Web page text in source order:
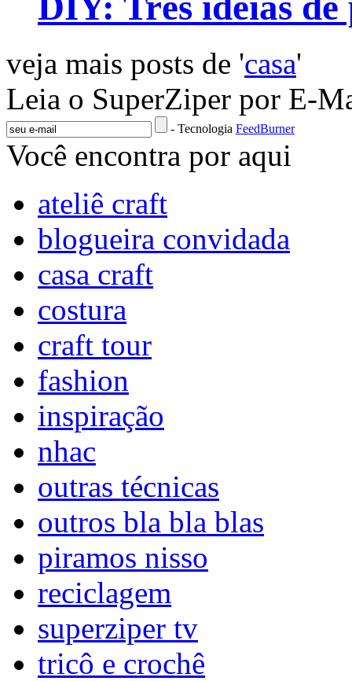
veja mais posts de 'casa'
Leia o SuperZiper por E-
- Tecnologia FeedBurner
Você encontra por aqui
ateliê craft
blogueira convidada
casa craft
costura
craft tour
fashion
inspiração
nhac
outras técnicas
outros bla bla blas
piramos nisso
reciclagem
superziper tv
tricô e crochê